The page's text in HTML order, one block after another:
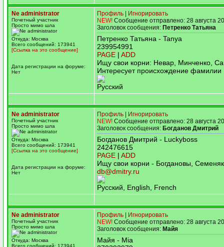
Ne administrator
Почетный участник
Просто мимо шла
Откуда: Москва
Всего сообщений: 173941
[Ссылка на это сообщение]
Дата регистрации на форуме:
Нет
Профиль
Игнорировать
NEW! Сообщение отправлено: 28 августа
Заголовок сообщения: Петренко Татьяна
Петренко Татьяна - Tanya
239954991
PAGE | ADD
Ищу свои корни: Невар, Минченко,
Интересует происхождение фамилии
Русский
Ne administrator
Почетный участник
Просто мимо шла
Откуда: Москва
Всего сообщений: 173941
[Ссылка на это сообщение]
Дата регистрации на форуме:
Нет
Профиль
Игнорировать
NEW! Сообщение отправлено: 28 августа
Заголовок сообщения: Богданов Дмитрий
Богданов Дмитрий - Luckyboss
242476615
PAGE | ADD
Ищу свои корни - Богдановы,
db@dmitry.ru
Русский, English, French
Ne administrator
Почетный участник
Просто мимо шла
Откуда: Москва
Всего сообщений: 173941
Профиль
Игнорировать
NEW! Сообщение отправлено: 28 августа
Заголовок сообщения: Майя
Майя - Mia